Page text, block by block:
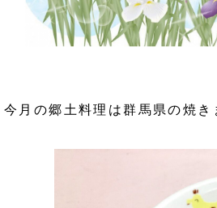
今月の郷土料理は群馬県の焼き